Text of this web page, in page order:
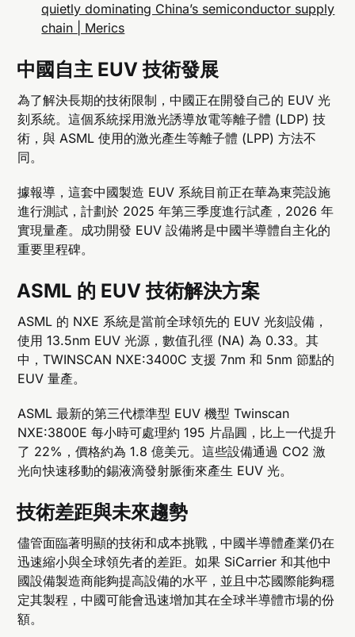
quietly dominating China’s semiconductor supply
chain | Merics
中國自主 EUV 技術發展
為了解決長期的技術限制，中國正在開發自己的 EUV 光
刻系統。這個系統採用激光誘導放電等離子體 (LDP) 技
術，與 ASML 使用的激光產生等離子體 (LPP) 方法不
同。
據報導，這套中國製造 EUV 系統目前正在華為東莞設施
進行測試，計劃於 2025 年第三季度進行試產，2026 年
實現量產。成功開發 EUV 設備將是中國半導體自主化的
重要里程碑。
ASML 的 EUV 技術解決方案
ASML 的 NXE 系統是當前全球領先的 EUV 光刻設備，
使用 13.5nm EUV 光源，數值孔徑 (NA) 為 0.33。其
中，TWINSCAN NXE:3400C 支援 7nm 和 5nm 節點的
EUV 量產。
ASML 最新的第三代標準型 EUV 機型 Twinscan
NXE:3800E 每小時可處理約 195 片晶圓，比上一代提升
了 22%，價格約為 1.8 億美元。這些設備通過 CO2 激
光向快速移動的錫液滴發射脈衝來產生 EUV 光。
技術差距與未來趨勢
儘管面臨著明顯的技術和成本挑戰，中國半導體產業仍在
迅速縮小與全球領先者的差距。如果 SiCarrier 和其他中
國設備製造商能夠提高設備的水平，並且中芯國際能夠穩
定其製程，中國可能會迅速增加其在全球半導體市場的份
額。